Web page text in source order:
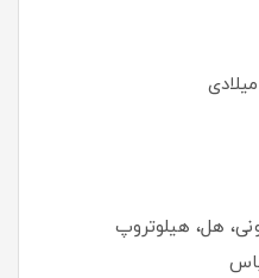
هل، هیلوتروپ